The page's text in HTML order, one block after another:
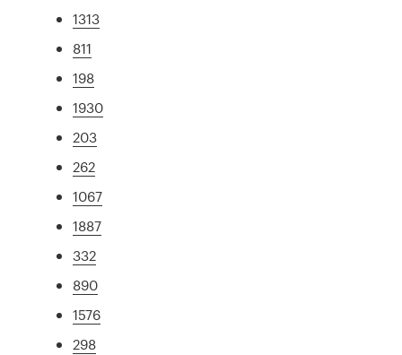
1313
811
198
1930
203
262
1067
1887
332
890
1576
298